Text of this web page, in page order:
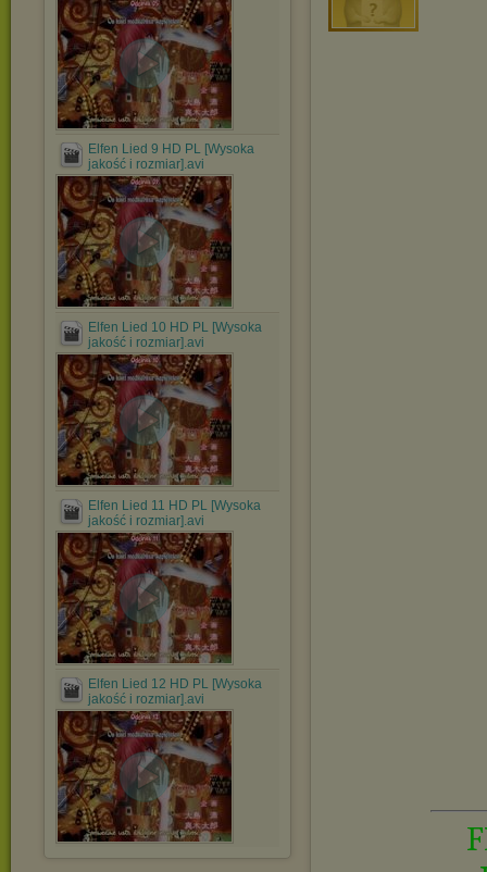
Elfen Lied 9 HD PL [Wysoka
jakość i rozmiar].avi
Elfen Lied 10 HD PL [Wysoka
jakość i rozmiar].avi
Elfen Lied 11 HD PL [Wysoka
jakość i rozmiar].avi
Elfen Lied 12 HD PL [Wysoka
jakość i rozmiar].avi